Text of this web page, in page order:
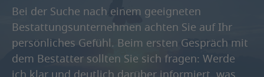
Bei der Suche nach einem geeigneten
Bestattungsunternehmen achten Sie auf Ihr
persönliches Gefühl. Beim ersten Gespräch mit
dem Bestatter sollten Sie sich fragen: Werde